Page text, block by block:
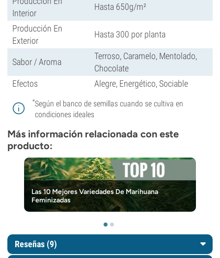
Interior
Hasta 650g/m²
Producción En
Exterior
Hasta 300 por planta
Sabor / Aroma
Terroso, Caramelo, Mentolado,
Chocolate
Efectos
Alegre, Energético, Sociable
*Según el banco de semillas cuando se cultiva en
condiciones ideales
Más información relacionada con este
producto:
Las 10 Mejores Variedades De Marihuana
Feminizadas
Reseñas (9)